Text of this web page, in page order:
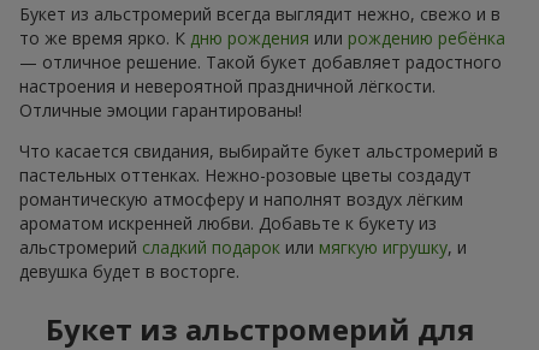
Букет из альстромерий всегда выглядит нежно, свежо и в
то же время ярко. К дню рождения или рождению ребёнка
— отличное решение. Такой букет добавляет радостного
настроения и невероятной праздничной лёгкости.
Отличные эмоции гарантированы!
Что касается свидания, выбирайте букет альстромерий в
пастельных оттенках. Нежно-розовые цветы создадут
романтическую атмосферу и наполнят воздух лёгким
ароматом искренней любви. Добавьте к букету из
альстромерий сладкий подарок или мягкую игрушку, и
девушка будет в восторге.
Букет из альстромерий для